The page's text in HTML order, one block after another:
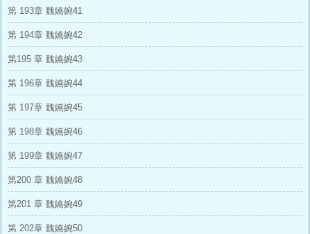
第 193章 魏嬿婉41
第 194章 魏嬿婉42
第195 章 魏嬿婉43
第 196章 魏嬿婉44
第 197章 魏嬿婉45
第 198章 魏嬿婉46
第 199章 魏嬿婉47
第200 章 魏嬿婉48
第201 章 魏嬿婉49
第 202章 魏嬿婉50